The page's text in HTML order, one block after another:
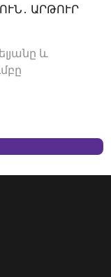
ԱՐԹՈՒՐ
և